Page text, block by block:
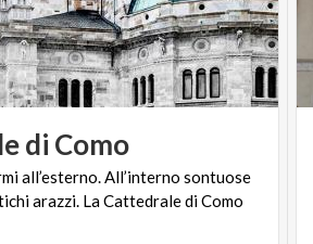
di Como
all’esterno. All’interno sontuose
arazzi. La Cattedrale di Como